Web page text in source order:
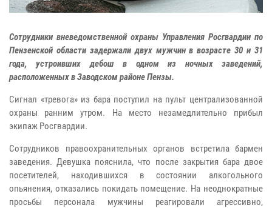
Сотрудники вневедомственной охраны Управления Росгвардии по
Пензенской области задержали двух мужчин в возрасте 30 и 31
года, устроивших дебош в одном из ночных заведений,
расположенных в Заводском районе Пензы.
Сигнал «тревога» из бара поступил на пульт централизованной
охраны ранним утром. На место незамедлительно прибыл
экипаж Росгвардии.
Сотрудников правоохранительных органов встретила бармен
заведения. Девушка пояснила, что после закрытия бара двое
посетителей, находившихся в состоянии алкогольного
опьянения, отказались покидать помещение. На неоднократные
просьбы персонала мужчины реагировали агрессивно,